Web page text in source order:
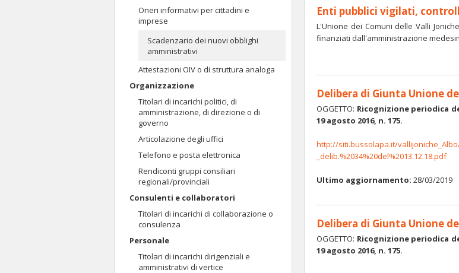
Oneri informativi per cittadini e
imprese
Scadenzario dei nuovi obblighi
amministrativi
Attestazioni OIV o di struttura analoga
Organizzazione
Titolari di incarichi politici, di
amministrazione, di direzione o di
governo
Articolazione degli uffici
Telefono e posta elettronica
Rendiconti gruppi consiliari
regionali/provinciali
Consulenti e collaboratori
Titolari di incarichi di collaborazione o
consulenza
Personale
Titolari di incarichi dirigenziali e
amministrativi di vertice
Enti pubblici vigilati,
L'Unione dei Comuni delle Valli
finanziati dall'amministrazione
Delibera di Giunta Unione
OGGETTO: Ricognizione periodica
19 agosto 2016, n. 175.
http://siti.bussolapa.it/
_delib.%2034%20del%2013.12.18.pdf
Ultimo aggiornamento: 28/03/2019
Delibera di Giunta Unione
OGGETTO: Ricognizione periodica
19 agosto 2016, n. 175.